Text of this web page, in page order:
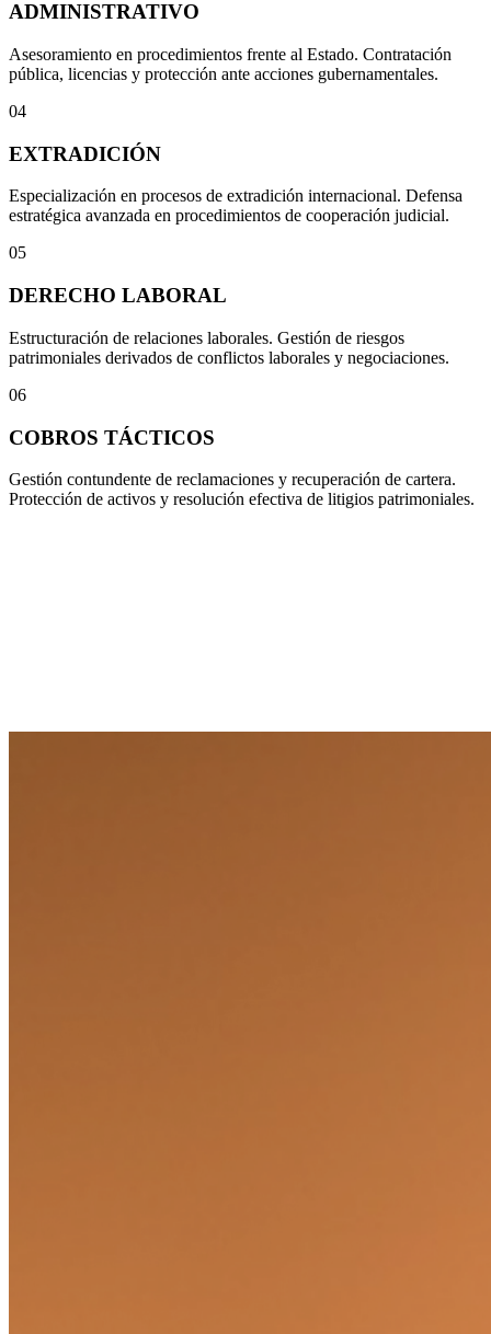
ADMINISTRATIVO
Asesoramiento en procedimientos frente al Estado. Contratación
pública, licencias y protección ante acciones gubernamentales.
04
EXTRADICIÓN
Especialización en procesos de extradición internacional. Defensa
estratégica avanzada en procedimientos de cooperación judicial.
05
DERECHO LABORAL
Estructuración de relaciones laborales. Gestión de riesgos
patrimoniales derivados de conflictos laborales y negociaciones.
06
COBROS TÁCTICOS
Gestión contundente de reclamaciones y recuperación de cartera.
Protección de activos y resolución efectiva de litigios patrimoniales.